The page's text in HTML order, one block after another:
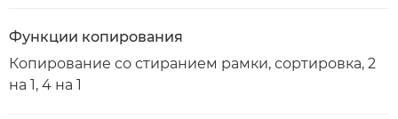
Функции копирования
Копирование со стиранием рамки, сортировка, 2
на 1, 4 на 1